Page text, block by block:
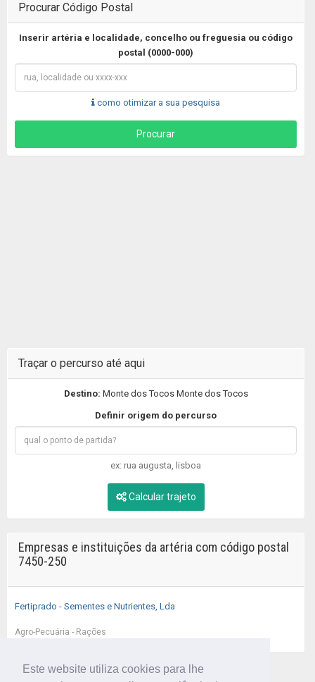
Este website utiliza cookies para lhe
Procurar Código Postal
Inserir artéria e localidade, concelho ou freguesia ou código
postal (0000-000)
como otimizar a sua pesquisa
Traçar o percurso até aqui
Destino: Monte dos Tocos Monte dos Tocos
Definir origem do percurso
ex: rua augusta, lisboa
Calcular trajeto
Empresas e instituições da artéria com código postal
7450-250
Fertiprado - Sementes e Nutrientes, Lda
Agro-Pecuária - Rações